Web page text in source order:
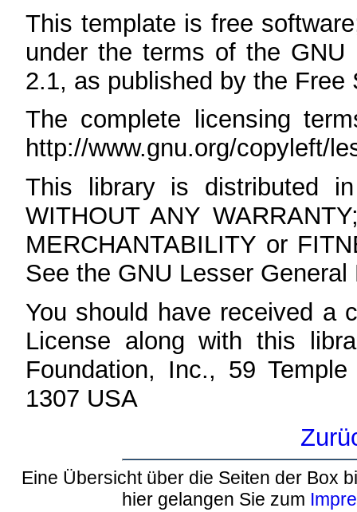
This template is free
under the terms of the GNU
2.1, as published by the Free
The complete licensing
http://www.gnu.org/copyleft/
This library is distributed
WITHOUT ANY
MERCHANTABILITY or
See the GNU Lesser
You should have received a
License along with this
Foundation, Inc., 59
1307 USA
Eine Übersicht über die Seiten der Box
hier gelangen Sie zum